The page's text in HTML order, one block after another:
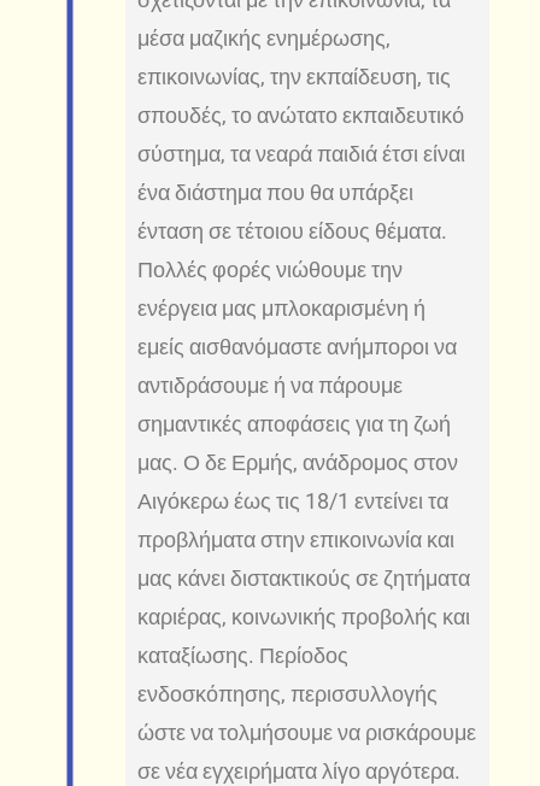
μέσα μαζικής ενημέρωσης,
επικοινωνίας, την εκπαίδευση, τις
σπουδές, το ανώτατο εκπαιδευτικό
σύστημα, τα νεαρά παιδιά έτσι είναι
ένα διάστημα που θα υπάρξει
ένταση σε τέτοιου είδους θέματα.
Πολλές φορές νιώθουμε την
ενέργεια μας μπλοκαρισμένη ή
εμείς αισθανόμαστε ανήμποροι να
αντιδράσουμε ή να πάρουμε
σημαντικές αποφάσεις για τη ζωή
μας. Ο δε Ερμής, ανάδρομος στον
Αιγόκερω έως τις 18/1 εντείνει τα
προβλήματα στην επικοινωνία και
μας κάνει διστακτικούς σε ζητήματα
καριέρας, κοινωνικής προβολής και
καταξίωσης. Περίοδος
ενδοσκόπησης, περισσυλλογής
ώστε να τολμήσουμε να ρισκάρουμε
σε νέα εγχειρήματα λίγο αργότερα.